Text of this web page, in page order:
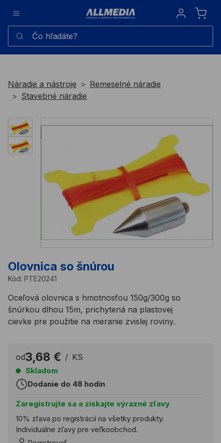
Sign in
Čo hľadáte?
Náradie a nástroje
Remeselné náradie
Stavebné náradie
Olovnica so šnúrou
Kód: PTE20241
Oceľová olovnica s hmotnosťou 150g/300g so
šnúrkou dlhou 15m, prichytená na plastovej
cievke pre použitie na meranie zvislej roviny.
od3,68 € / KS
Skladom
Dodanie do 48 hodín
Zaregistrujte sa a získajte výrazné zľavy
10% zľava po registrácií na všetky produkty.
Individuálne zľavy pre veľkoobchod.